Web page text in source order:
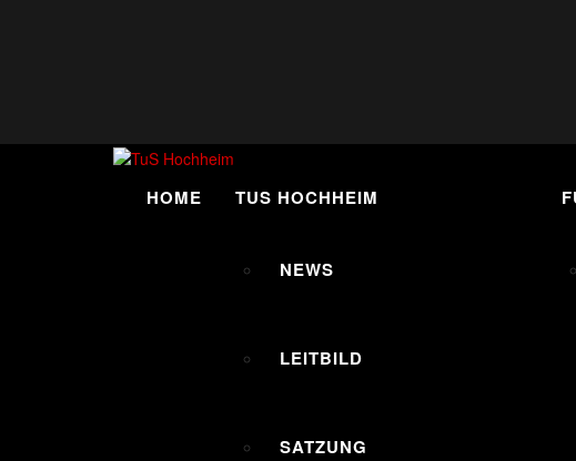
HOME TUS HOCHHEIM
NEWS
LEITBILD
SATZUNG